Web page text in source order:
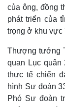
Thế giới
Quan sát
Cuộc sống đó đây
Hồ sơ
của ông, đồng
phát triển của
trọng ở khu vực
Thượng tướng
quan Lục quân
thực tế chiến
hình Sư đoàn
Phó Sư đoàn